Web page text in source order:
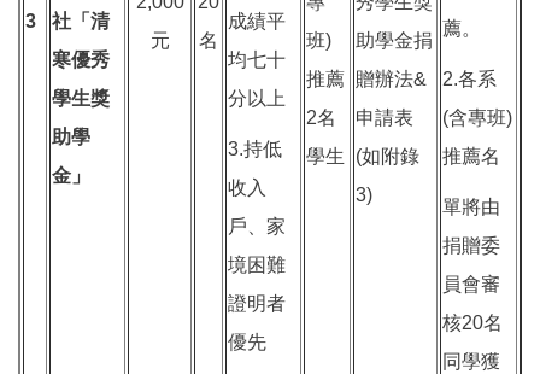
3
社「清
寒優秀
學生獎
助學
金」
元
名
成績平
均七十
分以上
3.持低
收入
戶、家
境困難
證明者
優先
班)
推薦
2名
學生
助學金捐
贈辦法&
申請表
(如附錄
3)
薦。
2.各系
(含專班)
推薦名
單將由
捐贈委
員會審
核20名
同學獲